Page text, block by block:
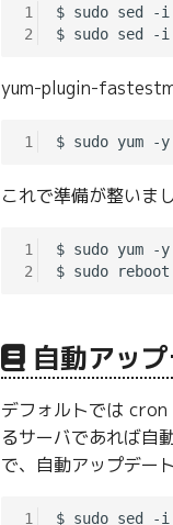
1
2
$ sudo sed -i
$ sudo sed -i
yum-plugin-
1
これで準備が整いま
1
2
$ sudo yum -
自動アッ
デフォルトでは
るサーバであれば自
で、自動アップデー
1 $ sudo sed -i